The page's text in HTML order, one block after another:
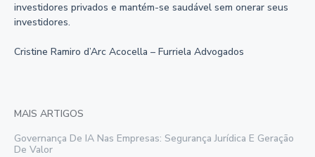
MAIS ARTIGOS
Governança De IA Nas Empresas: Segurança Jurídica E Geração
De Valor
investidores privados e mantém-se saudável sem onerar seus
investidores.
Cristine Ramiro d’Arc Acocella – Furriela Advogados